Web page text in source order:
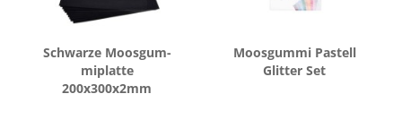
Schwar­ze Moos­gum­
mi­plat­te
200x300x2mm
Moos­gum­mi Pas­tell
Glit­ter Set